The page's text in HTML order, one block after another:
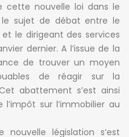
cette nouvelle loi dans le
sujet de débat entre le
le dirigeant des services
dernier. A l’issue de la
de trouver un moyen
de réagir sur la
abattement s’est ainsi
sur l’immobilier au
législation s’est